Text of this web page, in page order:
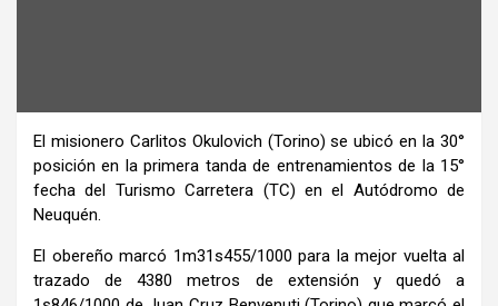
El misionero Carlitos Okulovich (Torino) se ubicó en la 30°
posición en la primera tanda de entrenamientos de la 15°
fecha del Turismo Carretera (TC) en el Autódromo de
Neuquén.
El obereño marcó 1m31s455/1000 para la mejor vuelta al
trazado de 4380 metros de extensión y quedó a